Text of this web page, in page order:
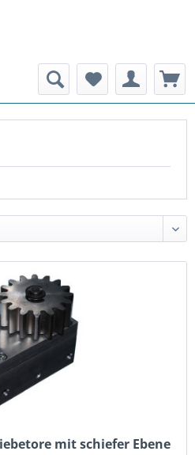
mit schiefer Ebene